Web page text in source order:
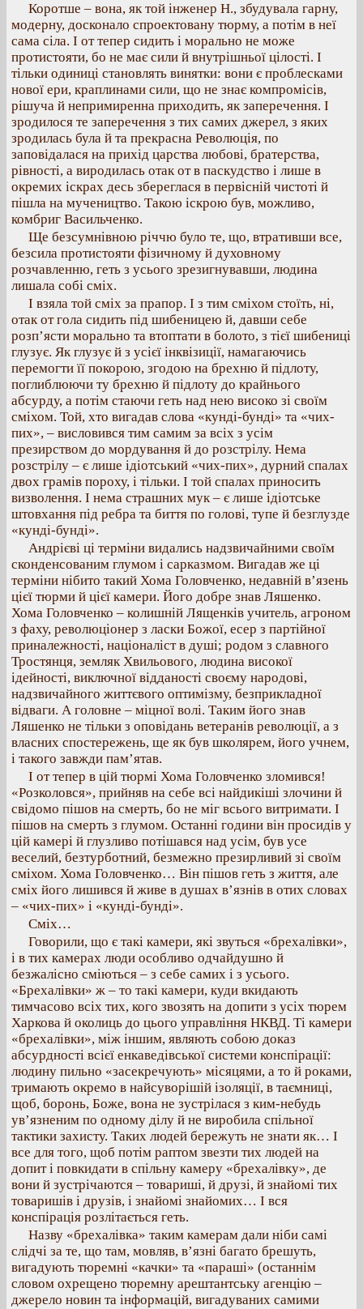
Коротше – вона, як той інженер Н., збудувала гарну,
модерну, досконало спроектовану тюрму, а потім в неї
сама сіла. І от тепер сидить і морально не може
протистояти, бо не має сили й внутрішньої цілості. І
тільки одиниці становлять винятки: вони є проблесками
нової ери, краплинами сили, що не знає компромісів,
рішуча й непримиренна приходить, як заперечення. І
зродилося те заперечення з тих самих джерел, з яких
зродилась була й та прекрасна Революція, по
заповідалася на прихід царства любові, братерства,
рівності, а виродилась отак от в паскудство і лише в
окремих іскрах десь збереглася в первісній чистоті й
пішла на мучеництво. Такою іскрою був, можливо,
комбриг Васильченко.
Ще безсумнівною річчю було те, що, втративши все,
безсила протистояти фізичному й духовному
розчавленню, геть з усього зрезигнувавши, людина
лишала собі сміх.
І взяла той сміх за прапор. І з тим сміхом стоїть, ні,
отак от гола сидить під шибеницею й, давши себе
розп’ясти морально та втоптати в болото, з тієї шибениці
глузує. Як глузує й з усієї інквізиції, намагаючись
перемогти її покорою, згодою на брехню й підлоту,
поглиблюючи ту брехню й підлоту до крайнього
абсурду, а потім стаючи геть над нею високо зі своїм
сміхом. Той, хто вигадав слова «кунді-бунді» та «чих-
пих», – висловився тим самим за всіх з усім
презирством до мордування й до розстрілу. Нема
розстрілу – є лише ідіотський «чих-пих», дурний спалах
двох грамів пороху, і тільки. І той спалах приносить
визволення. І нема страшних мук – є лише ідіотське
штовхання під ребра та биття по голові, тупе й безглузде
«кунді-бунді».
Андрієві ці терміни видались надзвичайними своїм
сконденсованим глумом і сарказмом. Вигадав же ці
терміни нібито такий Хома Головченко, недавній в’язень
цієї тюрми й цієї камери. Його добре знав Ляшенко.
Хома Головченко – колишній Лященків учитель, агроном
з фаху, революціонер з ласки Божої, есер з партійної
приналежності, націоналіст в душі; родом з славного
Тростянця, земляк Хвильового, людина високої
ідейності, виключної відданості своєму народові,
надзвичайного життєвого оптимізму, безприкладної
відваги. А головне – міцної волі. Таким його знав
Ляшенко не тільки з оповідань ветеранів революції, а з
власних спостережень, ще як був школярем, його учнем,
і такого завжди пам’ятав.
І от тепер в цій тюрмі Хома Головченко зломився!
«Розколовся», прийняв на себе всі найдикіші злочини й
свідомо пішов на смерть, бо не міг всього витримати. І
пішов на смерть з глумом. Останні години він просидів у
цій камері й глузливо потішався над усім, був усе
веселий, безтурботний, безмежно презирливий зі своїм
сміхом. Хома Головченко… Він пішов геть з життя, але
сміх його лишився й живе в душах в’язнів в отих словах
– «чих-пих» і «кунді-бунді».
Сміх…
Говорили, що є такі камери, які звуться «брехалівки»,
і в тих камерах люди особливо одчайдушно й
безжалісно сміються – з себе самих і з усього.
«Брехалівки» ж – то такі камери, куди вкидають
тимчасово всіх тих, кого звозять на допити з усіх тюрем
Харкова й околиць до цього управління НКВД. Ті камери
«брехалівки», між іншим, являють собою доказ
абсурдності всієї енкаведівської системи конспірації:
людину пильно «засекречують» місяцями, а то й роками,
тримають окремо в найсуворішій ізоляції, в таємниці,
щоб, боронь, Боже, вона не зустрілася з ким-небудь
ув’язненим по одному ділу й не виробила спільної
тактики захисту. Таких людей бережуть не знати як… І
все для того, щоб потім раптом звезти тих людей на
допит і повкидати в спільну камеру «брехалівку», де
вони й зустрічаются – товариші, й друзі, й знайомі тих
товаришів і друзів, і знайомі знайомих… І вся
конспірація розлітається геть.
Назву «брехалівка» таким камерам дали ніби самі
слідчі за те, що там, мовляв, в’язні багато брешуть,
вигадують тюремні «качки» та «параші» (останнім
словом охрещено тюремну арештантську агенцію –
джерело новин та інформацій, вигадуваних самими